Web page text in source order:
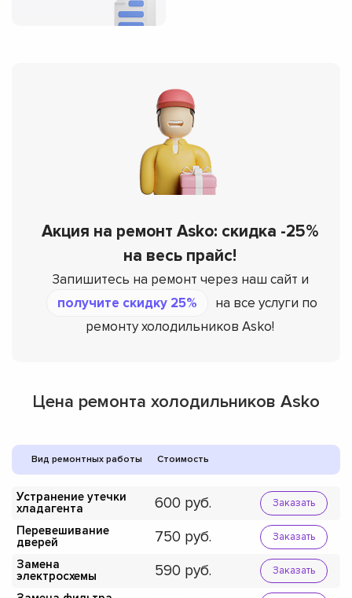
Акция на ремонт Asko: скидка -25%
на весь прайс!
Запишитесь на ремонт через наш сайт и
получите скидку 25%
на все услуги по
ремонту холодильников Asko!
Цена ремонта холодильников Asko
Вид ремонтных работы Стоимость
Устранение утечки
хладагента
600 Заказать
Перевешивание
дверей
750 Заказать
Замена
электросхемы
590 Заказать